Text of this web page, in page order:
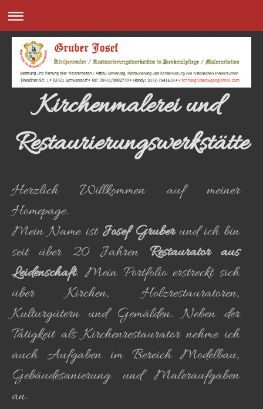
Kirchenmalerei und
Restaurierungswerkstätte
Herzlich Willkommen auf meiner
Homepage.
Mein Name ist Josef Gruberund ich bin
seit über 20 Jahren Restaurator aus
Leidenschaft. Mein Portfolio erstreckt sich
über Kirchen, Holzrestauratoren,
Kulturgütern und Gemälden. Neben der
Tätigkeit als Kirchenrestaurator nehme ich
auch Aufgaben im Bereich Modelbau,
Gebäudesanierung und Maleraufgaben
an.